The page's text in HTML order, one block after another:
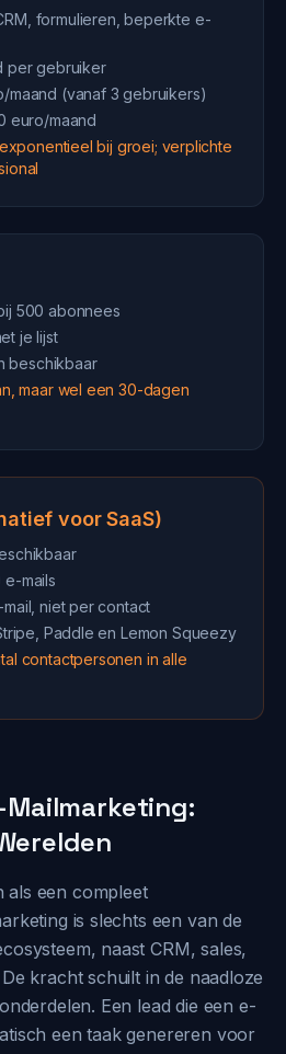
formulieren, beperkte e-
per gebruiker
maand (vanaf 3 gebruikers)
euro/maand
bij groei; verplichte
500 abonnees
je lijst
beschikbaar
maar wel een 30-dagen
voor SaaS)
e-mails
niet per contact
Paddle en Lemon Squeezy
contactpersonen in alle
Mailmarketing:
een compleet
is slechts een van de
naast CRM, sales,
kracht schuilt in de naadloze
Een lead die een e-
een taak genereren voor